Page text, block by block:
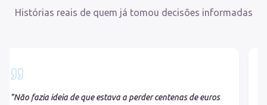
Histórias reais de quem já tomou decisões informadas
"Descobri que o meu PPR antigo tinha comissões